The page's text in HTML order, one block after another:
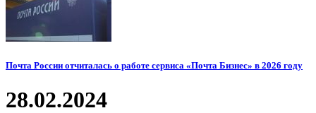
Почта России отчиталась о работе сервиса «Почта Бизнес» в 2026 году
28.02.2024